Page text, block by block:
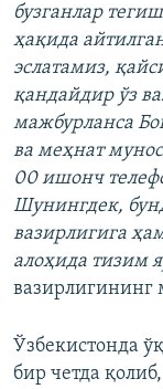
бузганлар
ҳақида
эслатамиз,
қандайдир ўз
мажбурланса
ва меҳнат
00 ишонч
Шунингдек,
вазирлигига
алоҳида тизим
вазирлигининг
Ўзбекистонда
бир четда